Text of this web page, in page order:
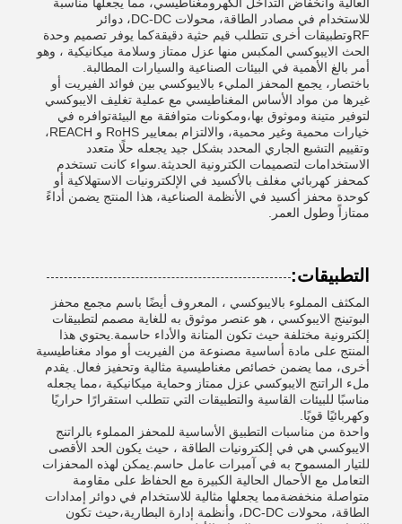
للاستخدام في مصادر الطاقة، محولات DC-DC، دوائر
RFوتطبيقات أخرى تتطلب قيم حثية دقيقةكما يوفر تصميم وحدة
الحث الايبوكسي المكبس منها عزل ممتاز وسلامة ميكانيكية ، وهو
أمر بالغ الأهمية في البيئات الصناعية والسيارات المطالبة.
باختصار، يجمع المحفز المليء بالايبوكسي بين فوائد الفيريت أو
غيرها من مواد الأساس المغناطيسي مع عملية تغليف الايبوكسي
لتوفير متينة وموثوق بها،ومكونات متوافقة مع البيئةتوافره في
خيارات محمية وغير محمية، والالتزام بمعايير RoHS و REACH،
وتقييم التشبع الجاري المحدد بشكل جيد يجعله حلًا متعدد
الاستخدامات لتصميمات الكترونية الحديثة.سواء كانت تستخدم
كمحفز كهربائي مغلف بالأكسيد في الإلكترونيات الاستهلاكية أو
كوحدة محفز أكسيد في الأنظمة الصناعية، هذا المنتج يضمن أداءً
ممتازاً وطول العمر.
التطبيقات:
المكثف المملوء بالايبوكسي ، المعروف أيضًا باسم مجمع محفز
البوتينج الايبوكسي ، هو عنصر موثوق به للغاية مصمم لتطبيقات
إلكترونية مختلفة حيث تكون المتانة والأداء حاسمة.يحتوي هذا
المنتج على مادة أساسية مصنوعة من الفيريت أو مواد مغناطيسية
أخرى، مما يضمن خصائص مغناطيسية مثالية وتحفيز فعال. يقدم
ملء الراتنج الايبوكسي عزل ممتاز وحماية ميكانيكية ،مما يجعله
مناسبًا للبيئات القاسية والتطبيقات التي تتطلب استقرارًا حراريًا
وكهربائيًا قويًا.
واحدة من مناسبات التطبيق الأساسية للمحفز المملوء بالراتنج
الايبوكسي هي في إلكترونيات الطاقة ، حيث يكون الحد الأقصى
للتيار المسموح به في آمبرات عامل حاسم.يمكن لهذه المحفزات
التعامل مع الأحمال الحالية الكبيرة مع الحفاظ على مقاومة
متواصلة منخفضةمما يجعلها مثالية للاستخدام في دوائر إمدادات
الطاقة، محولات DC-DC، وأنظمة إدارة البطارية،حيث تكون